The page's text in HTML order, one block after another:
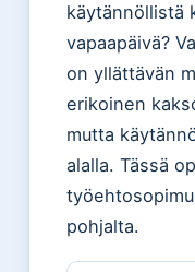
käytännöllistä
vapaapäivä?
on yllättävän
erikoinen
mutta
alalla. Tässä
pohjalta.